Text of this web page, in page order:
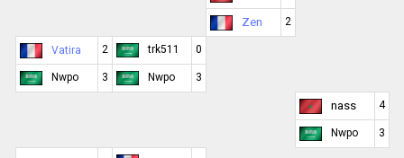
Zen 2
Vatira 2 trk511 0
Nwpo 3 Nwpo 3
nass 4
Nwpo 3